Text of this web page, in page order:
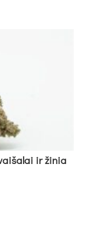
ir ži­nia